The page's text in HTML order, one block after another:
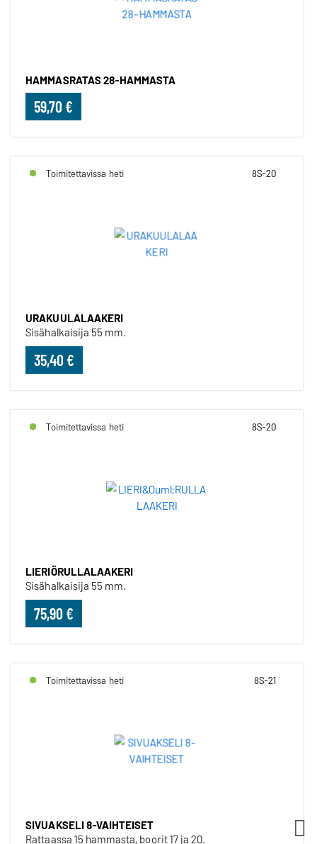
HAMMASRATAS 28-HAMMASTA
59,70 €
Toimitettavissa heti 8S-20
URAKUULALAAKERI
Sisähalkaisija 55 mm.
35,40 €
Toimitettavissa heti 8S-20
LIERIÖRULLALAAKERI
Sisähalkaisija 55 mm.
75,90 €
Toimitettavissa heti 8S-21
SIVUAKSELI 8-VAIHTEISET
Rattaassa 15 hammasta, boorit 17 ja 20.